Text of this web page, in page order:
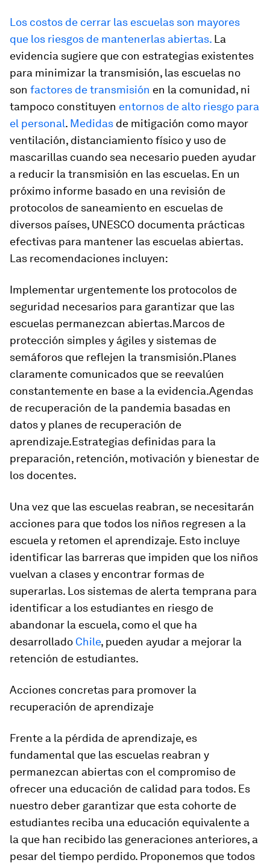
Los costos de cerrar las escuelas son mayores
que los riesgos de mantenerlas abiertas. La
evidencia sugiere que con estrategias existentes
para minimizar la transmisión, las escuelas no
son factores de transmisión en la comunidad, ni
tampoco constituyen entornos de alto riesgo para
el personal. Medidas de mitigación como mayor
ventilación, distanciamiento físico y uso de
mascarillas cuando sea necesario pueden ayudar
a reducir la transmisión en las escuelas. En un
próximo informe basado en una revisión de
protocolos de saneamiento en escuelas de
diversos países, UNESCO documenta prácticas
efectivas para mantener las escuelas abiertas.
Las recomendaciones incluyen:
Implementar urgentemente los protocolos de
seguridad necesarios para garantizar que las
escuelas permanezcan abiertas.Marcos de
protección simples y ágiles y sistemas de
semáforos que reflejen la transmisión.Planes
claramente comunicados que se reevalúen
constantemente en base a la evidencia.Agendas
de recuperación de la pandemia basadas en
datos y planes de recuperación de
aprendizaje.Estrategias definidas para la
preparación, retención, motivación y bienestar de
los docentes.
Una vez que las escuelas reabran, se necesitarán
acciones para que todos los niños regresen a la
escuela y retomen el aprendizaje. Esto incluye
identificar las barreras que impiden que los niños
vuelvan a clases y encontrar formas de
superarlas. Los sistemas de alerta temprana para
identificar a los estudiantes en riesgo de
abandonar la escuela, como el que ha
desarrollado Chile, pueden ayudar a mejorar la
retención de estudiantes.
Acciones concretas para promover la
recuperación de aprendizaje
Frente a la pérdida de aprendizaje, es
fundamental que las escuelas reabran y
permanezcan abiertas con el compromiso de
ofrecer una educación de calidad para todos. Es
nuestro deber garantizar que esta cohorte de
estudiantes reciba una educación equivalente a
la que han recibido las generaciones anteriores, a
pesar del tiempo perdido. Proponemos que todos